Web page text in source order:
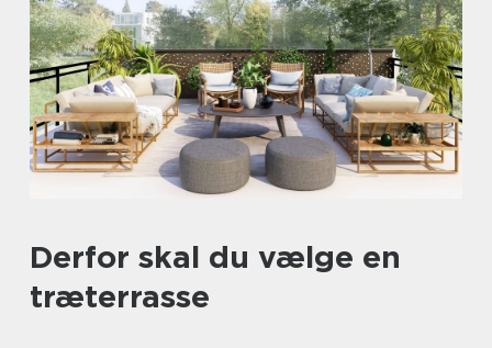
Derfor skal du vælge en
træterrasse